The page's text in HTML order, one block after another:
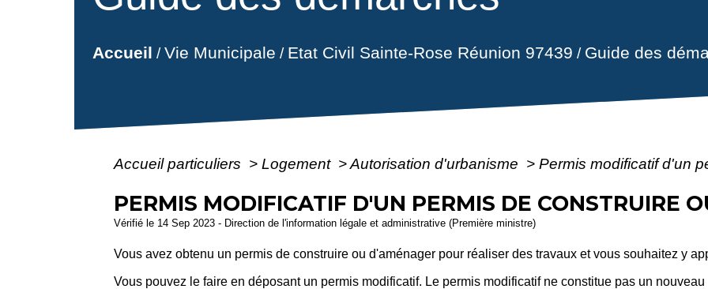
Accueil /Vie Municipale / Etat Civil Sainte-Rose Réunion 97439 / Guide des
Accueil particuliers > Logement >Autorisation d'urbanisme > Permis modificatif d'un
PERMIS MODIFICATIF D'UN PERMIS DE CONSTRUIRE
Vérifié le 14 Sep 2023 - Direction de l'information légale et administrative (Première ministre)
Vous avez obtenu un permis de construire ou d'aménager pour réaliser des travaux et vous souhaitez y
Vous pouvez le faire en déposant un permis modificatif. Le permis modificatif ne constitue pas un nouveau